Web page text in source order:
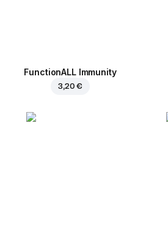
FunctionALL Immunity
3,20 €